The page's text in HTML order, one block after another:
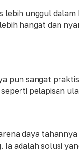
unggul
hangat dan
pun sangat
pelapisan
daya
Ia adalah solusi